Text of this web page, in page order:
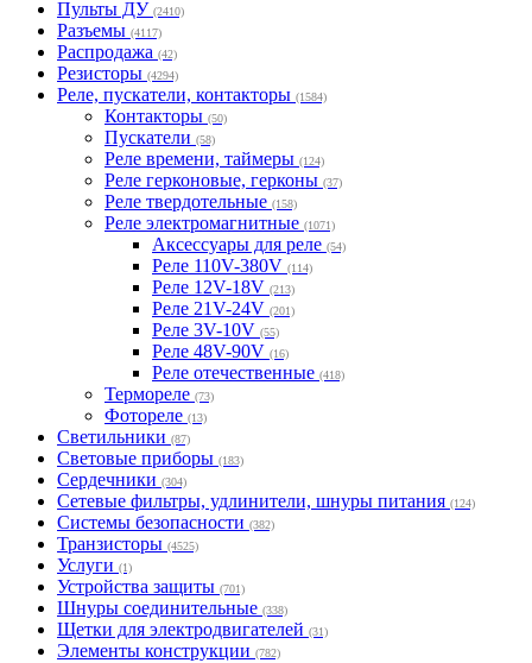
Пульты ДУ (2410)
Разъемы (4117)
Распродажа (42)
Резисторы (4294)
Реле, пускатели, контакторы (1584)
Контакторы (50)
Пускатели (58)
Реле времени, таймеры (124)
Реле герконовые, герконы (37)
Реле твердотельные (158)
Реле электромагнитные (1071)
Аксессуары для реле (54)
Реле 110V-380V (114)
Реле 12V-18V (213)
Реле 21V-24V (201)
Реле 3V-10V (55)
Реле 48V-90V (16)
Реле отечественные (418)
Термореле (73)
Фотореле (13)
Светильники (87)
Световые приборы (183)
Сердечники (304)
Сетевые фильтры, удлинители, шнуры питания (124)
Системы безопасности (382)
Транзисторы (4525)
Услуги (1)
Устройства защиты (701)
Шнуры соединительные (338)
Щетки для электродвигателей (31)
Элементы конструкции (782)